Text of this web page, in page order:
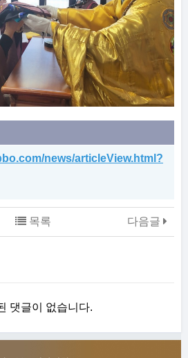
news/articleView.html?
다음글
목록
댓글이 없습니다.